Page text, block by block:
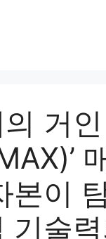
거인
본이
기술